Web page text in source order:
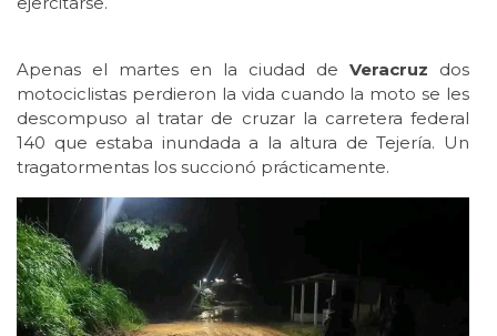
Apenas el martes en la ciudad de Veracruz dos
motociclistas perdieron la vida cuando la moto se les
descompuso al tratar de cruzar la carretera federal
140 que estaba inundada a la altura de Tejería. Un
tragatormentas los succionó prácticamente.